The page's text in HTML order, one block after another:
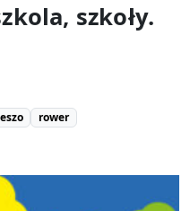
szkoły.
rower